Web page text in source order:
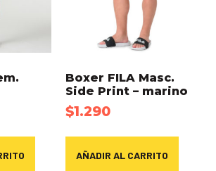
Boxer FILA Masc.
Side Print – marino
$1.290
AÑADIR AL CARRITO